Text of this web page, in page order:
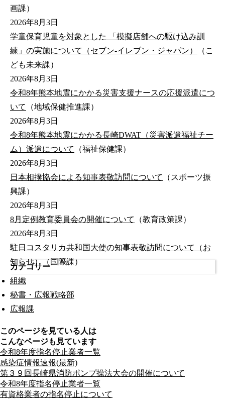
画課）
2026年8月3日
学童保育児童を対象とした 「模擬店舗への駆け込み訓
練」の実施について（セブン-イレブン・ジャパン）
（こ
ども未来課）
2026年8月3日
令和8年熊本地震にかかる災害支援ナースの応援派遣につ
いて
（地域保健推進課）
2026年8月3日
令和8年熊本地震にかかる長崎DWAT（災害派遣福祉チー
ム）派遣について
（福祉保健課）
2026年8月3日
日本相撲協会による知事表敬訪問について
（スポーツ振
興課）
2026年8月3日
8月定例教育委員会の開催について
（教育政策課）
2026年8月3日
駐日コスタリカ共和国大使の知事表敬訪問について（お
知らせ）
（国際課）
カテゴリー
組織
秘書・広報戦略部
広報課
このページを見ている人は
こんなページも見ています
令和8年度指名停止業者一覧
感染症情報速報(最新)
第３９回長崎県消防ポンプ操法大会の開催について
令和8年度指名停止業者一覧
有資格業者の指名停止について